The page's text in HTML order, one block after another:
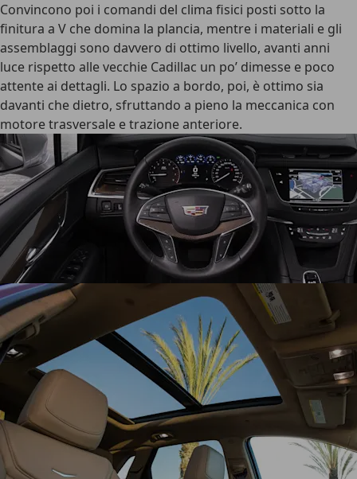
Convincono poi i comandi del clima fisici posti sotto la
finitura a V che domina la plancia, mentre i materiali e gli
assemblaggi sono davvero di ottimo livello, avanti anni
luce rispetto alle vecchie Cadillac un po’ dimesse e poco
attente ai dettagli. Lo spazio a bordo, poi, è ottimo sia
davanti che dietro, sfruttando a pieno la meccanica con
motore trasversale e trazione anteriore.